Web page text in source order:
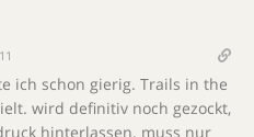
ich schon gierig. Trails in the
wird definitiv noch gezockt,
hinterlassen. muss nur